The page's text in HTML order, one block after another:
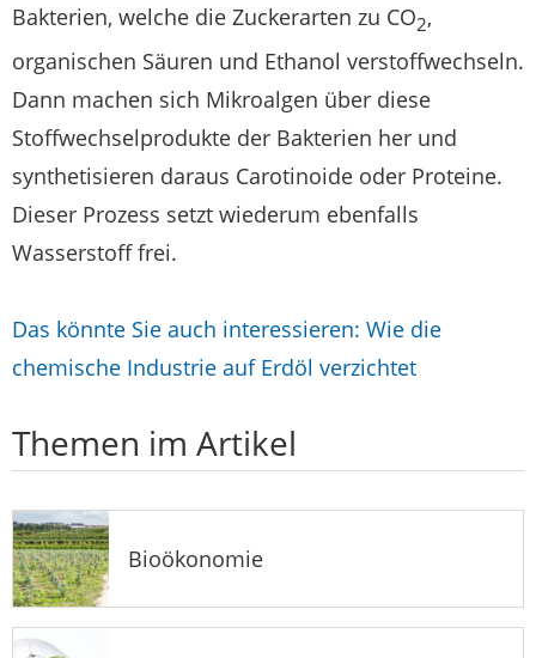
Bakterien, welche die Zuckerarten zu CO2,
organischen Säuren und Ethanol verstoffwechseln.
Dann machen sich Mikroalgen über diese
Stoffwechselprodukte der Bakterien her und
synthetisieren daraus Carotinoide oder Proteine.
Dieser Prozess setzt wiederum ebenfalls
Wasserstoff frei.
Das könnte Sie auch interessieren: Wie die
chemische Industrie auf Erdöl verzichtet
Themen im Artikel
Bioökonomie